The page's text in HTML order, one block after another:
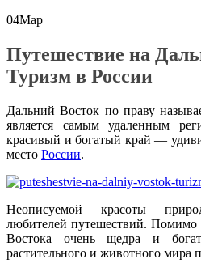
04Мар
Путешествие на
Туризм в России
Дальний Восток по праву
является самым удаленным
красивый и богатый край —
место России.
Неописуемой красоты
любителей путешествий. Помимо
Востока очень щедра и
растительного и животного мира